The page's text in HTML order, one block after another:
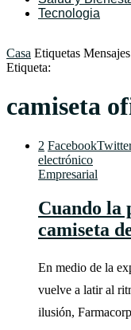
Tecnologia
Casa Etiquetas
Etiqueta:
camiseta
2 Facebook
electrónico
Empresarial
Cuando la
camiseta
En medio de la
vuelve a latir al
ilusión,